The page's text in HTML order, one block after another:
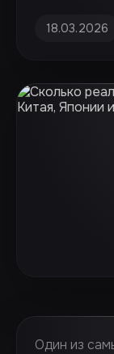
18.03.2026
Один из